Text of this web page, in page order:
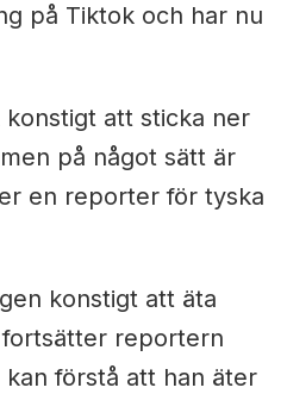
på Tiktok och har nu
att sticka ner
på något sätt är
en reporter för tyska
konstigt att äta
reportern
förstå att han äter